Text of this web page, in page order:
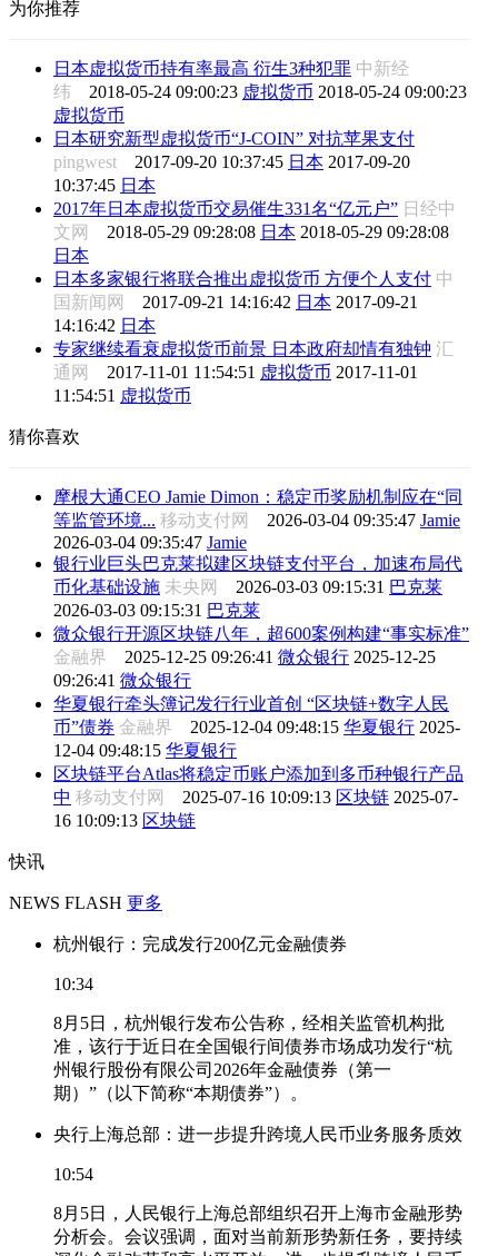
为你推荐
日本虚拟货币持有率最高 衍生3种犯罪 中新经
纬 2018-05-24 09:00:23 虚拟货币 2018-05-24 09:00:23
虚拟货币
日本研究新型虚拟货币“J-COIN” 对抗苹果支付
pingwest 2017-09-20 10:37:45 日本 2017-09-20
10:37:45 日本
2017年日本虚拟货币交易催生331名“亿元户” 日经中
文网 2018-05-29 09:28:08 日本 2018-05-29 09:28:08
日本
日本多家银行将联合推出虚拟货币 方便个人支付 中
国新闻网 2017-09-21 14:16:42 日本 2017-09-21
14:16:42 日本
专家继续看衰虚拟货币前景 日本政府却情有独钟 汇
通网 2017-11-01 11:54:51 虚拟货币 2017-11-01
11:54:51 虚拟货币
猜你喜欢
摩根大通CEO Jamie Dimon：稳定币奖励机制应在“同
等监管环境... 移动支付网 2026-03-04 09:35:47 Jamie
2026-03-04 09:35:47 Jamie
银行业巨头巴克莱拟建区块链支付平台，加速布局代
币化基础设施 未央网 2026-03-03 09:15:31 巴克莱
2026-03-03 09:15:31 巴克莱
微众银行开源区块链八年，超600案例构建“事实标准”
金融界 2025-12-25 09:26:41 微众银行 2025-12-25
09:26:41 微众银行
华夏银行牵头簿记发行行业首创 “区块链+数字人民
币”债券 金融界 2025-12-04 09:48:15 华夏银行 2025-
12-04 09:48:15 华夏银行
区块链平台Atlas将稳定币账户添加到多币种银行产品
中 移动支付网 2025-07-16 10:09:13 区块链 2025-07-
16 10:09:13 区块链
快讯
NEWS FLASH 更多
杭州银行：完成发行200亿元金融债券
10:34
8月5日，杭州银行发布公告称，经相关监管机构批
准，该行于近日在全国银行间债券市场成功发行“杭
州银行股份有限公司2026年金融债券（第一
期）”（以下简称“本期债券”）。
央行上海总部：进一步提升跨境人民币业务服务质效
10:54
8月5日，人民银行上海总部组织召开上海市金融形势
分析会。会议强调，面对当前新形势新任务，要持续